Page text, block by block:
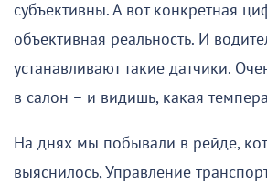
субъективны. А вот конкретная
объективная реальность. И
устанавливают такие датчики.
в салон – и видишь, какая
На днях мы побывали в рейде,
выяснилось, Управление